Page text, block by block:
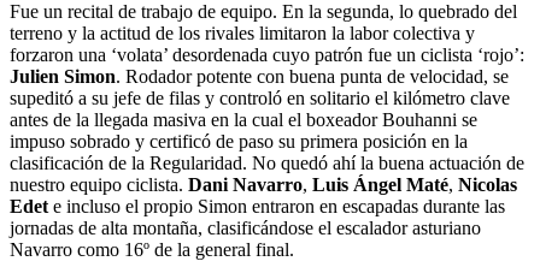
Fue un recital de trabajo de equipo. En la segunda, lo quebrado del
terreno y la actitud de los rivales limitaron la labor colectiva y
forzaron una ‘volata’ desordenada cuyo patrón fue un ciclista ‘rojo’:
Julien Simon. Rodador potente con buena punta de velocidad, se
supeditó a su jefe de filas y controló en solitario el kilómetro clave
antes de la llegada masiva en la cual el boxeador Bouhanni se
impuso sobrado y certificó de paso su primera posición en la
clasificación de la Regularidad. No quedó ahí la buena actuación de
nuestro equipo ciclista. Dani Navarro, Luis Ángel Maté, Nicolas
Edet e incluso el propio Simon entraron en escapadas durante las
jornadas de alta montaña, clasificándose el escalador asturiano
Navarro como 16º de la general final.